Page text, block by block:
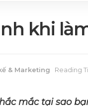
khi
& Marketing Reading
mắc tại sao